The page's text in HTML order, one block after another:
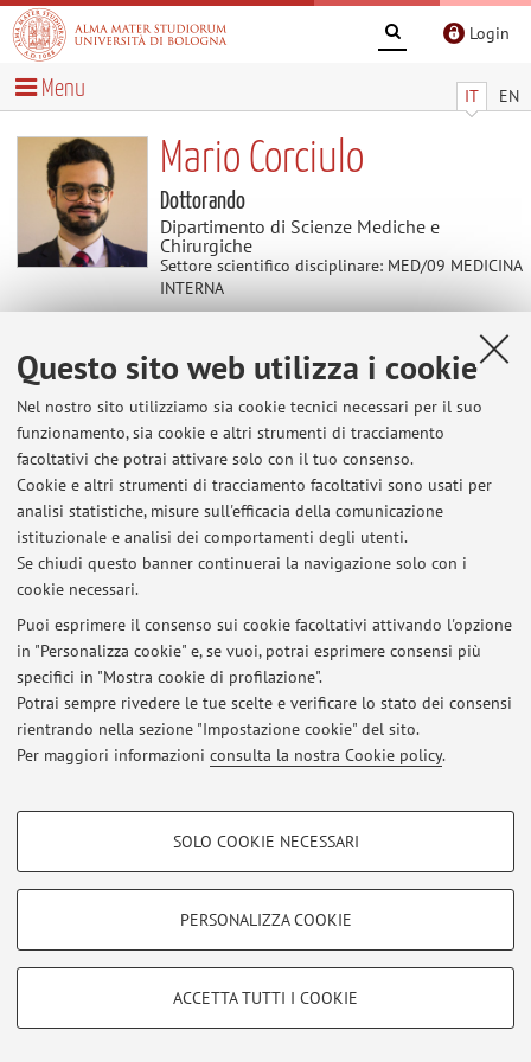
Questo sito web utilizza i cookie
Nel nostro sito utilizziamo sia cookie tecnici necessari per il suo
funzionamento, sia cookie e altri strumenti di tracciamento
facoltativi che potrai attivare solo con il tuo consenso.
Cookie e altri strumenti di tracciamento facoltativi sono usati per
analisi statistiche, misure sull'efficacia della comunicazione
istituzionale e analisi dei comportamenti degli utenti.
Se chiudi questo banner continuerai la navigazione solo con i
cookie necessari.
Puoi esprimere il consenso sui cookie facoltativi attivando l'opzione
in "Personalizza cookie" e, se vuoi, potrai esprimere consensi più
specifici in "Mostra cookie di profilazione".
Potrai sempre rivedere le tue scelte e verificare lo stato dei consensi
rientrando nella sezione "Impostazione cookie" del sito.
Per maggiori informazioni consulta la nostra Cookie policy.
COOKIE DI PROFILAZIONE - FACOLTATIVI
COOKIE TECNICI - NECESSARI
Si tratta di cookie tecnici utilizzati, a titolo esemplificativo, per il corretto
SOLO COOKIE NECESSARI
PERSONALIZZA COOKIE
ACCETTA TUTTI I COOKIE
Login
IT EN
Menu
Mario Corciulo
Dottorando
Dipartimento di Scienze Mediche e
Chirurgiche
Settore scientifico disciplinare: MED/09 MEDICINA
INTERNA
Contenuti utili
Al momento non sono presenti contenuti.
Ultimi avvisi
Al momento non sono presenti avvisi.
Area riservata
Accedi tramite login per gestire tutti i contenuti del sito.
© 2026 - ALMA MATER STUDIORUM - Università di Bologna - Via
Zamboni, 33 - 40126 Bologna - Partita IVA: 01131710376
Privacy|Note legali|Impostazioni Cookie